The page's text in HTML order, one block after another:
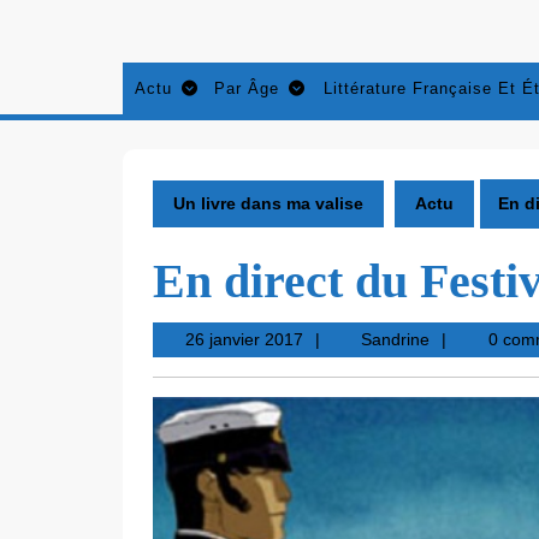
Actu Par Âge Littérature Française Et
Un livre dans ma valise Actu En
En direct du
26 janvier 201726
janvier
SandrineSandrine
0